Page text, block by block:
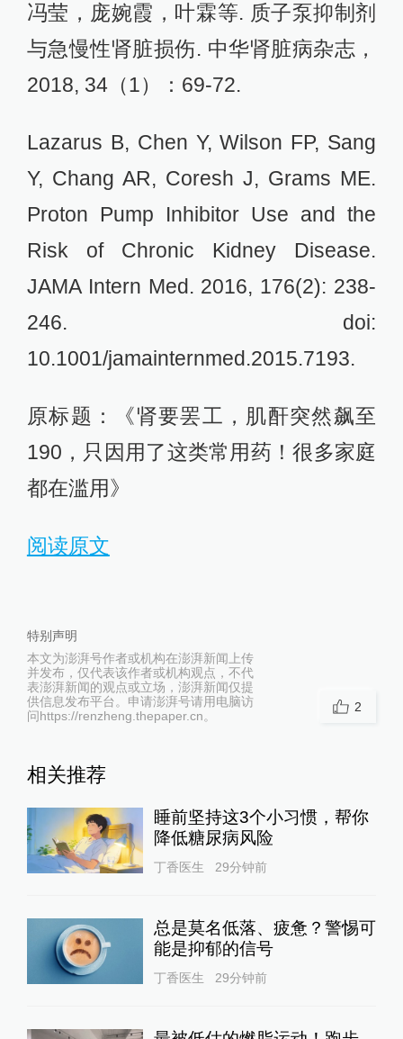
冯莹，庞婉霞，叶霖等. 质子泵抑制剂
与急慢性肾脏损伤. 中华肾脏病杂志，
2018, 34（1）：69-72.
Lazarus B, Chen Y, Wilson FP, Sang
Y, Chang AR, Coresh J, Grams ME.
Proton Pump Inhibitor Use and the
Risk of Chronic Kidney Disease.
JAMA Intern Med. 2016, 176(2): 238-
246. doi:
10.1001/jamainternmed.2015.7193.
原标题：《肾要罢工，肌酐突然飙至
190，只因用了这类常用药！很多家庭
都在滥用》
阅读原文
特别声明
本文为澎湃号作者或机构在澎湃新闻上传
并发布，仅代表该作者或机构观点，不代
表澎湃新闻的观点或立场，澎湃新闻仅提
供信息发布平台。申请澎湃号请用电脑访
问https://renzheng.thepaper.cn。
2
相关推荐
睡前坚持这3个小习惯，帮你
降低糖尿病风险
丁香医生 29分钟前
总是莫名低落、疲惫？警惕可
能是抑郁的信号
丁香医生 29分钟前